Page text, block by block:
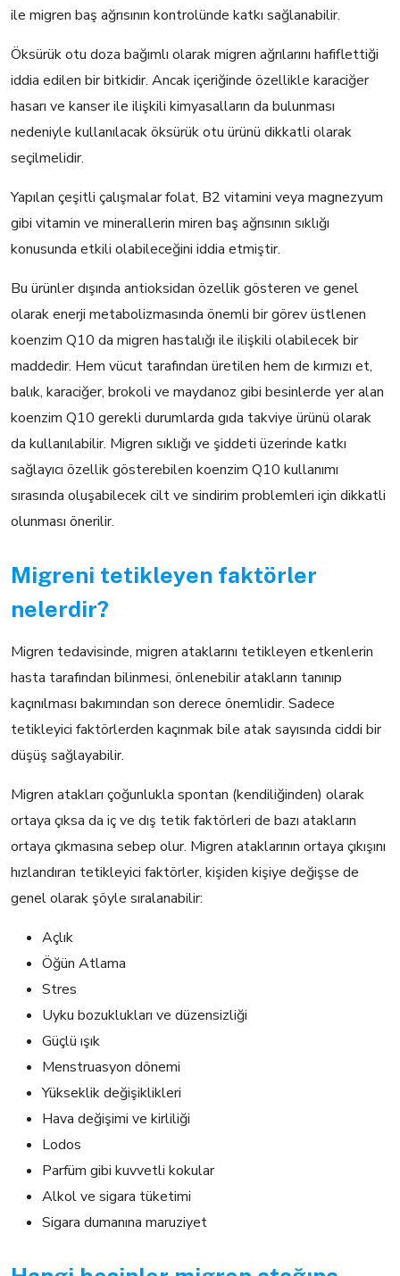
ile migren baş ağrısının kontrolünde katkı sağlanabilir.
Öksürük otu doza bağımlı olarak migren ağrılarını hafiflettiği
iddia edilen bir bitkidir. Ancak içeriğinde özellikle karaciğer
hasarı ve kanser ile ilişkili kimyasalların da bulunması
nedeniyle kullanılacak öksürük otu ürünü dikkatli olarak
seçilmelidir.
Yapılan çeşitli çalışmalar folat, B2 vitamini veya magnezyum
gibi vitamin ve minerallerin miren baş ağrısının sıklığı
konusunda etkili olabileceğini iddia etmiştir.
Bu ürünler dışında antioksidan özellik gösteren ve genel
olarak enerji metabolizmasında önemli bir görev üstlenen
koenzim Q10 da migren hastalığı ile ilişkili olabilecek bir
maddedir. Hem vücut tarafından üretilen hem de kırmızı et,
balık, karaciğer, brokoli ve maydanoz gibi besinlerde yer alan
koenzim Q10 gerekli durumlarda gıda takviye ürünü olarak
da kullanılabilir. Migren sıklığı ve şiddeti üzerinde katkı
sağlayıcı özellik gösterebilen koenzim Q10 kullanımı
sırasında oluşabilecek cilt ve sindirim problemleri için dikkatli
olunması önerilir.
Migreni tetikleyen faktörler
nelerdir?
Migren tedavisinde, migren ataklarını tetikleyen etkenlerin
hasta tarafından bilinmesi, önlenebilir atakların tanınıp
kaçınılması bakımından son derece önemlidir. Sadece
tetikleyici faktörlerden kaçınmak bile atak sayısında ciddi bir
düşüş sağlayabilir.
Migren atakları çoğunlukla spontan (kendiliğinden) olarak
ortaya çıksa da iç ve dış tetik faktörleri de bazı atakların
ortaya çıkmasına sebep olur. Migren ataklarının ortaya çıkışını
hızlandıran tetikleyici faktörler, kişiden kişiye değişse de
genel olarak şöyle sıralanabilir:
Açlık
Öğün Atlama
Stres
Uyku bozuklukları ve düzensizliği
Güçlü ışık
Menstruasyon dönemi
Yükseklik değişiklikleri
Hava değişimi ve kirliliği
Lodos
Parfüm gibi kuvvetli kokular
Alkol ve sigara tüketimi
Sigara dumanına maruziyet